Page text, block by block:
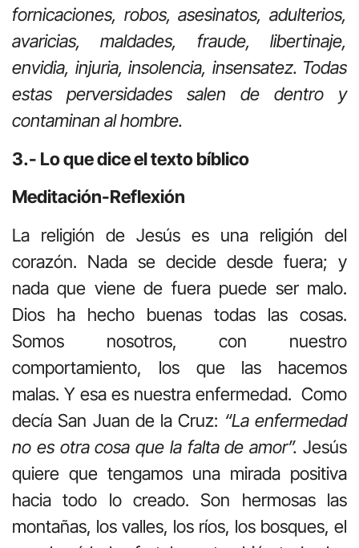
fornicaciones, robos, asesinatos, adulterios,
avaricias, maldades, fraude, libertinaje,
envidia, injuria, insolencia, insensatez. Todas
estas perversidades salen de dentro y
contaminan al hombre.
3.- Lo que dice el texto bíblico
Meditación-Reflexión
La religión de Jesús es una religión del
corazón. Nada se decide desde fuera; y
nada que viene de fuera puede ser malo.
Dios ha hecho buenas todas las cosas.
Somos nosotros, con nuestro
comportamiento, los que las hacemos
malas. Y esa es nuestra enfermedad. Como
decía San Juan de la Cruz: “La enfermedad
no es otra cosa que la falta de amor”. Jesús
quiere que tengamos una mirada positiva
hacia todo lo creado. Son hermosas las
montañas, los valles, los ríos, los bosques, el